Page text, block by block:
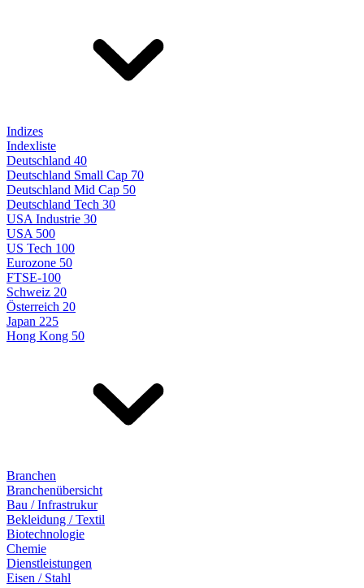
Indizes
Indexliste
Deutschland 40
Deutschland Small Cap 70
Deutschland Mid Cap 50
Deutschland Tech 30
USA Industrie 30
USA 500
US Tech 100
Eurozone 50
FTSE-100
Schweiz 20
Österreich 20
Japan 225
Hong Kong 50
Branchen
Branchenübersicht
Bau / Infrastrukur
Bekleidung / Textil
Biotechnologie
Chemie
Dienstleistungen
Eisen / Stahl